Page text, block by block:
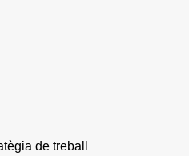
de treball